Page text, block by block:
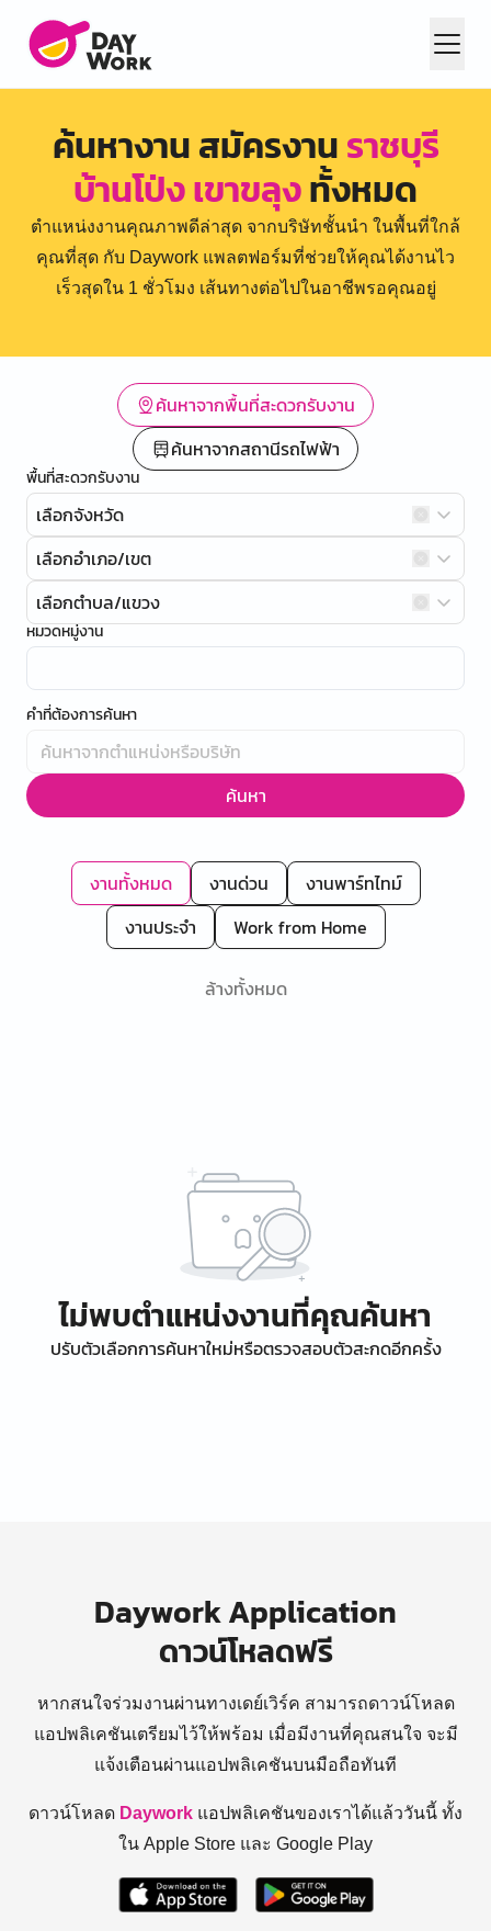
ค้นหางาน สมัครงานราชบุรี
บ้านโป่ง เขาขลุงทั้งหมด
ตำแหน่งงานคุณภาพดีล่าสุด จากบริษัทชั้นนำ ในพื้นที่ใกล้
คุณที่สุด กับ Daywork แพลตฟอร์มที่ช่วยให้คุณได้งานไว
เร็วสุดใน 1 ชั่วโมง เส้นทางต่อไปในอาชีพรอคุณอยู่
ค้นหาจากพื้นที่สะดวกรับงาน
ค้นหาจากสถานีรถไฟฟ้า
พื้นที่สะดวกรับงาน
เลือกจังหวัด
เลือกอำเภอ/เขต
เลือกตำบล/แขวง
หมวดหมู่งาน
คำที่ต้องการค้นหา
ค้นหา
งานทั้งหมด งานด่วน
งานพาร์ทไทม์
งานประจำ
Work from Home
ล้างทั้งหมด
ไม่พบตำแหน่งงานที่คุณค้นหา
ปรับตัวเลือกการค้นหาใหม่หรือตรวจสอบตัวสะกดอีกครั้ง
Daywork Application
ดาวน์โหลดฟรี
หากสนใจร่วมงานผ่านทางเดย์เวิร์ค สามารถดาวน์โหลด
แอปพลิเคชันเตรียมไว้ให้พร้อม เมื่อมีงานที่คุณสนใจ จะมี
แจ้งเตือนผ่านแอปพลิเคชันบนมือถือทันที
ดาวน์โหลด Daywork แอปพลิเคชันของเราได้แล้ววันนี้ ทั้ง
ใน Apple Store และ Google Play